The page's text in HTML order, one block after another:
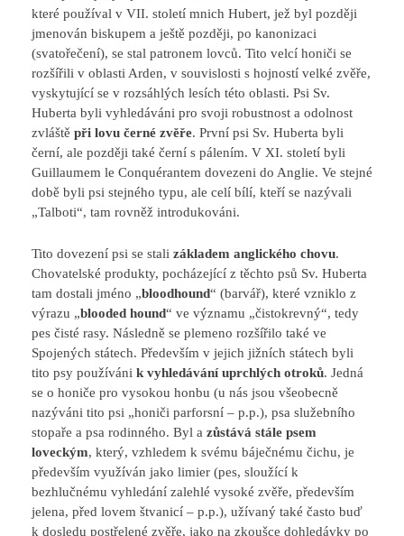
které používal v VII. století mnich Hubert, jež byl později
jmenován biskupem a ještě později, po kanonizaci
(svatořečení), se stal patronem lovců. Tito velcí honiči se
rozšířili v oblasti Arden, v souvislosti s hojností velké zvěře,
vyskytující se v rozsáhlých lesích této oblasti. Psi Sv.
Huberta byli vyhledáváni pro svoji robustnost a odolnost
zvláště při lovu černé zvěře. První psi Sv. Huberta byli
černí, ale později také černí s pálením. V XI. století byli
Guillaumem le Conquérantem dovezeni do Anglie. Ve stejné
době byli psi stejného typu, ale celí bílí, kteří se nazývali
„Talboti“, tam rovněž introdukováni.
Tito dovezení psi se stali základem anglického chovu.
Chovatelské produkty, pocházející z těchto psů Sv. Huberta
tam dostali jméno „bloodhound“ (barvář), které vzniklo z
výrazu „blooded hound“ ve významu „čistokrevný“, tedy
pes čisté rasy. Následně se plemeno rozšířilo také ve
Spojených státech. Především v jejich jižních státech byli
tito psy používáni k vyhledávání uprchlých otroků. Jedná
se o honiče pro vysokou honbu (u nás jsou všeobecně
nazýváni tito psi „honiči parforsní – p.p.), psa služebního
stopaře a psa rodinného. Byl a zůstává stále psem
loveckým, který, vzhledem k svému báječnému čichu, je
především využíván jako limier (pes, sloužící k
bezhlučnému vyhledání zalehlé vysoké zvěře, především
jelena, před lovem štvanicí – p.p.), užívaný také často buď
k dosledu postřelené zvěře, jako na zkoušce dohledávky po